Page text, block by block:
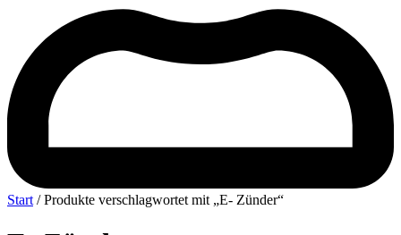
Start / Produkte verschlagwortet mit „E- Zünder“